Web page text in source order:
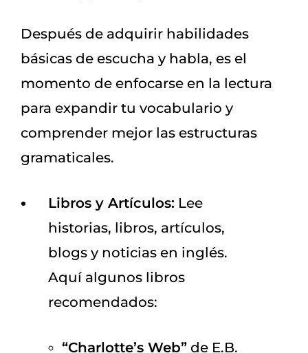
Después de adquirir habilidades
básicas de escucha y habla, es el
momento de enfocarse en la lectura
para expandir tu vocabulario y
comprender mejor las estructuras
gramaticales.
Libros y Artículos: Lee
historias, libros, artículos,
blogs y noticias en inglés.
Aquí algunos libros
recomendados:
“Charlotte’s Web” de E.B.